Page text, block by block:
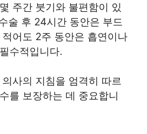
주간 붓기와 불편함이 있
술 후 24시간 동안은 부드
어도 2주 동안은 흡연이나
수적입니다.
사의 지침을 엄격히 따르
를 보장하는 데 중요합니